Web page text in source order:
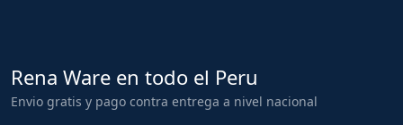
Rena Ware en todo el Peru
Envio gratis y pago contra entrega a nivel nacional